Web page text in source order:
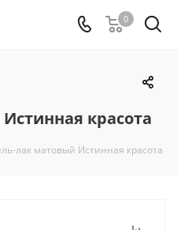
0
красота
лак матовый Истинная красота